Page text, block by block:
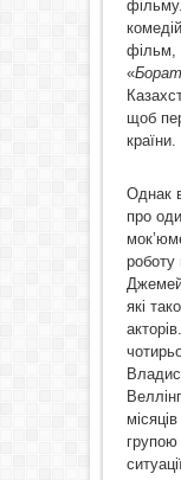
фільм,
«Борат
щоб
країни.
Однак
про
роботу
які
групою